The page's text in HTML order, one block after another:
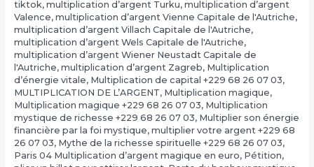
tiktok, multiplication d’argent Turku, multiplication d’argent
Valence, multiplication d’argent Vienne Capitale de l'Autriche,
multiplication d’argent Villach Capitale de l'Autriche,
multiplication d’argent Wels Capitale de l'Autriche,
multiplication d’argent Wiener Neustadt Capitale de
l'Autriche, multiplication d’argent Zagreb, Multiplication
d’énergie vitale, Multiplication de capital +229 68 26 07 03,
MULTIPLICATION DE L’ARGENT, Multiplication magique,
Multiplication magique +229 68 26 07 03, Multiplication
mystique de richesse +229 68 26 07 03, Multiplier son énergie
financière par la foi mystique, multiplier votre argent +229 68
26 07 03, Mythe de la richesse spirituelle +229 68 26 07 03,
Paris 04 Multiplication d’argent magique en euro, Pétition,